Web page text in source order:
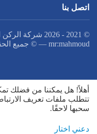
اتصل بنا
© 2021 - 2026 شركة الركن البارد للاجهزه الكهربائية. Powered by
mr:mahmoud
— © جميع
أهلاً! هل يمكننا من فضلك
تتطلب ملفات تعريف
سحبها لاحقًا.
دعني اختار